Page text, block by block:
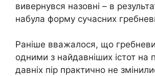
вивернувся назовні – в
набула форму сучасних
Раніше вважалося, що
одними з найдавніших істот на
давніх пір практично не